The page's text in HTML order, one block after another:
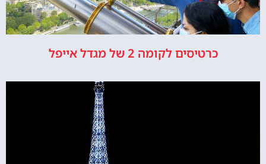
כרטיסים לקומה 2 של מגדל אייפל